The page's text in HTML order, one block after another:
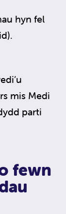
hyn fel
mis Medi
parti
fewn